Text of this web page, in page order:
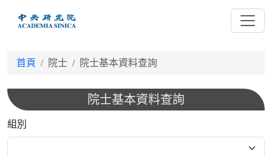
首頁 院士 院士基本資料查詢
院士基本資料查詢
組別